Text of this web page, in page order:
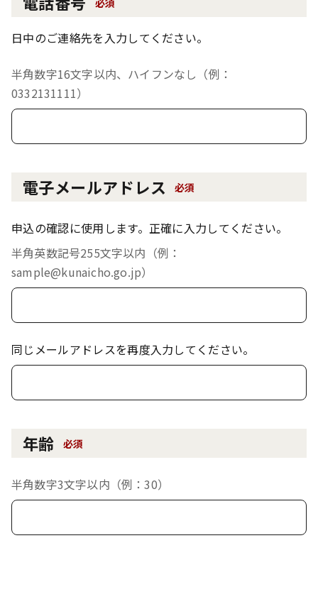
必須
日中のご連絡先を入力してください。
半角数字16文字以内、ハイフンなし（例：
0332131111）
電子メールアドレス 必須
申込の確認に使用します。正確に入力してください。
半角英数記号255文字以内（例：
sample@kunaicho.go.jp）
同じメールアドレスを再度入力してください。
年齢 必須
半角数字3文字以内（例：30）